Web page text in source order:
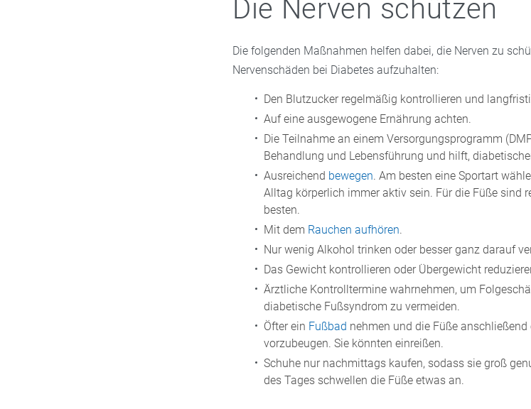
Die Nerven schützen
Die folgenden Maßnahmen helfen dabei, die Nerven zu
Nervenschäden bei Diabetes aufzuhalten:
Den Blutzucker regelmäßig kontrollieren und
Auf eine ausgewogene Ernährung achten.
Die Teilnahme an einem Versorgungsprogramm
Behandlung und Lebensführung und hilft,
Ausreichend bewegen. Am besten eine Sportart
Alltag körperlich immer aktiv sein. Für die Füße sind
besten.
Mit dem Rauchen aufhören.
Nur wenig Alkohol trinken oder besser ganz darauf
Das Gewicht kontrollieren oder Übergewicht
Ärztliche Kontrolltermine wahrnehmen, um
diabetische Fußsyndrom zu vermeiden.
Öfter ein Fußbad nehmen und die Füße
vorzubeugen. Sie könnten einreißen.
Schuhe nur nachmittags kaufen, sodass sie groß
des Tages schwellen die Füße etwas an.